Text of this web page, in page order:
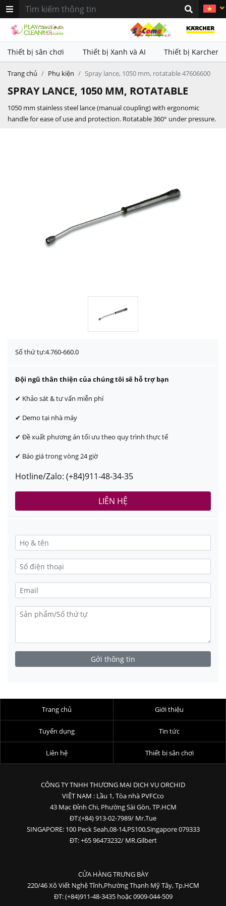
Thiết bị sân chơi Thiết bị Xanh và AI Thiết bị Karcher
thiết bị làm sạch Karcher nhằm
mang lại hiệu quả vệ sinh vượt
trội
thiết bị làm sạch Karcher nhằm
mang lại hiệu quả vệ sinh vượt
trội
Trang chủ Phụ kiện Spray lance, 1050 mm, rotatable 47606600
SPRAY LANCE, 1050 MM, ROTATABLE
1050 mm stainless steel lance (manual coupling) with ergonomic
handle for ease of use and protection. Rotatable 360° under pressure.
Số thứ tự:4.760-660.0
Đội ngũ thân thiện của chúng tôi sẽ hỗ trợ bạn
✔ Khảo sát & tư vấn miễn phí
✔ Demo tại nhà máy
✔ Đề xuất phương án tối ưu theo quy trình thực tế
✔ Báo giá trong vòng 24 giờ
Hotline/Zalo: (+84)911-48-34-35
LIÊN HỆ
Trang chủ Giới thiệu
Tuyển dụng Tin tức
Liên hệ Thiết bị sân chơi
CÔNG TY TNHH THƯƠNG MẠI DỊCH VỤ ORCHID
VIỆT NAM : Lầu 1, Tòa nhà PVFCco
43 Mạc Đỉnh Chi, Phường Sài Gòn, TP.HCM
ĐT:(+84) 913-02-7989/ Mr.Tue
SINGAPORE: 100 Peck Seah,08-14,PS100,Singapore 079333
ĐT: +65 96473232/ MR.Gilbert
CỬA HÀNG TRƯNG BÀY
220/46 Xô Viết Nghệ Tĩnh,Phường Thạnh Mỹ Tây, Tp.HCM
ĐT: (+84)911-48-3435 hoặc 0909-044-509